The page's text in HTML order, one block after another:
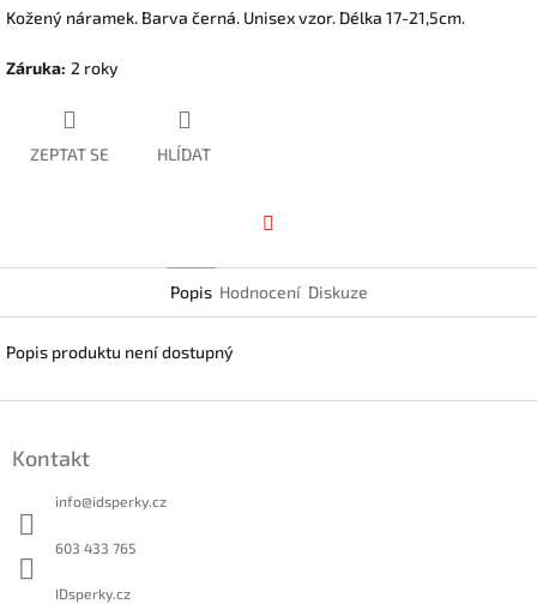
Kožený náramek. Barva černá. Unisex vzor. Délka 17-21,5cm.
Záruka: 2 roky
ZEPTAT SE HLÍDAT
Popis Hodnocení Diskuze
Popis produktu není dostupný
Kontakt
info@idsperky.cz
603 433 765
IDsperky.cz